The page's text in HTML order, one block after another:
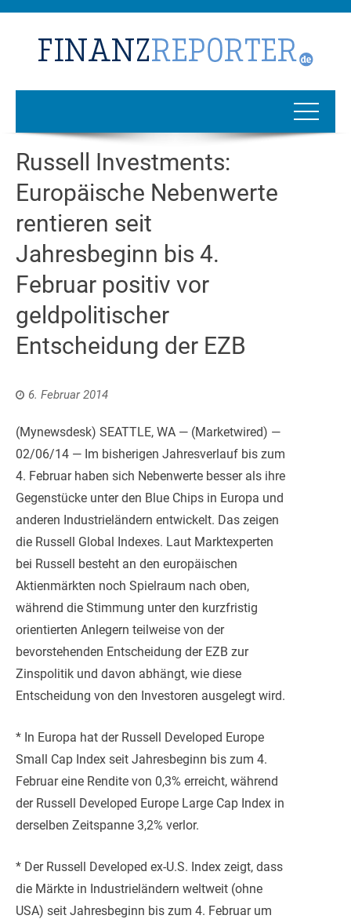
Russell Investments:
Europäische Nebenwerte
rentieren seit
Jahresbeginn bis 4.
Februar positiv vor
geldpolitischer
Entscheidung der EZB
6. Februar 2014
(Mynewsdesk) SEATTLE, WA — (Marketwired) —
02/06/14 — Im bisherigen Jahresverlauf bis zum
4. Februar haben sich Nebenwerte besser als ihre
Gegenstücke unter den Blue Chips in Europa und
anderen Industrieländern entwickelt. Das zeigen
die Russell Global Indexes. Laut Marktexperten
bei Russell besteht an den europäischen
Aktienmärkten noch Spielraum nach oben,
während die Stimmung unter den kurzfristig
orientierten Anlegern teilweise von der
bevorstehenden Entscheidung der EZB zur
Zinspolitik und davon abhängt, wie diese
Entscheidung von den Investoren ausgelegt wird.
* In Europa hat der Russell Developed Europe
Small Cap Index seit Jahresbeginn bis zum 4.
Februar eine Rendite von 0,3% erreicht, während
der Russell Developed Europe Large Cap Index in
derselben Zeitspanne 3,2% verlor.
* Der Russell Developed ex-U.S. Index zeigt, dass
die Märkte in Industrieländern weltweit (ohne
USA) seit Jahresbeginn bis zum 4. Februar um